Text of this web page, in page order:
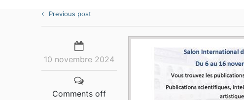
Previous post
10 novembre 2024
Comments off